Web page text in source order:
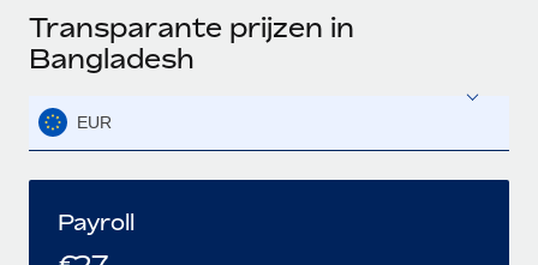
Transparante prijzen in
Bangladesh
EUR
Payroll